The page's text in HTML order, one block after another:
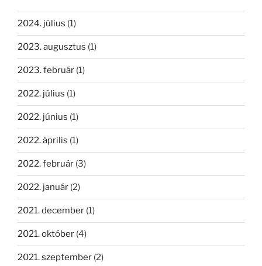
2024. július (1)
2023. augusztus (1)
2023. február (1)
2022. július (1)
2022. június (1)
2022. április (1)
2022. február (3)
2022. január (2)
2021. december (1)
2021. október (4)
2021. szeptember (2)